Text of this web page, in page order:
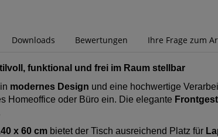
Downloads Bewertungen Ihre Frage zum
funktional und frei im Raum stellbar
modernes Design und eine hochwertige
Homeoffice oder Büro ein. Die elegante
x 60 cm bietet der Tisch ausreichend Platz für